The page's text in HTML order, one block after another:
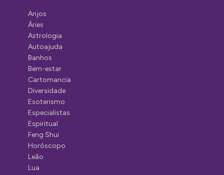
Anjos
Áries
Astrologia
Autoajuda
Banhos
Bem-estar
Cartomancia
Diversidade
Esoterismo
Especialistas
Espiritual
Feng Shui
Horóscopo
Leão
Lua